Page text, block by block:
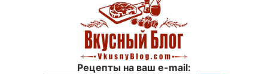
Рецепты на ваш e-mail: